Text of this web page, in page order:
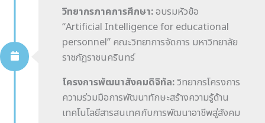
วิทยากรภาคการศึกษา:อบรมหัวข้อ
“Artificial Intelligence for educational
personnel” คณะวิทยาการจัดการ มหาวิทยาลัย
ราชภัฏราชนครินทร์
โครงการพัฒนาสังคมดิจิทัล:วิทยากรโครงการ
ความร่วมมือการพัฒนาทักษะสร้างความรู้ด้าน
เทคโนโลยีสารสนเทศกับการพัฒนาอาชีพสู่สังคม